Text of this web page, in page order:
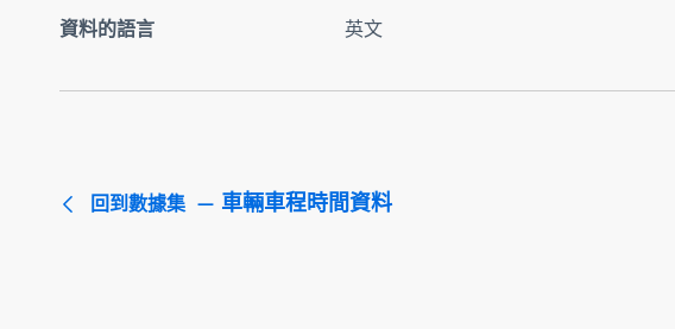
資料的語言
英文
回到數據集 車輛車程時間資料